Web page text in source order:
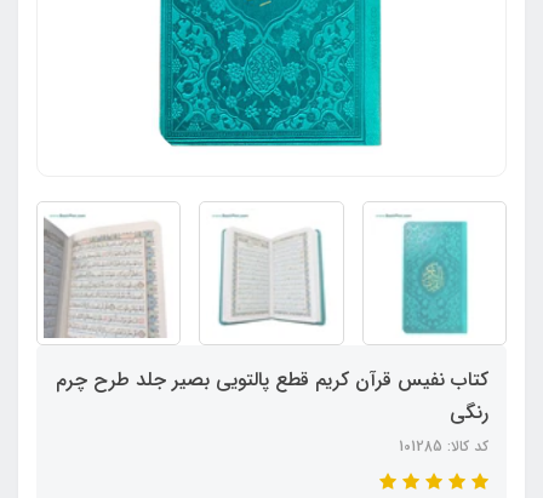
کتاب نفیس قرآن کریم قطع پالتویی بصیر جلد طرح چرم
رنگی
کد کالا: 101285